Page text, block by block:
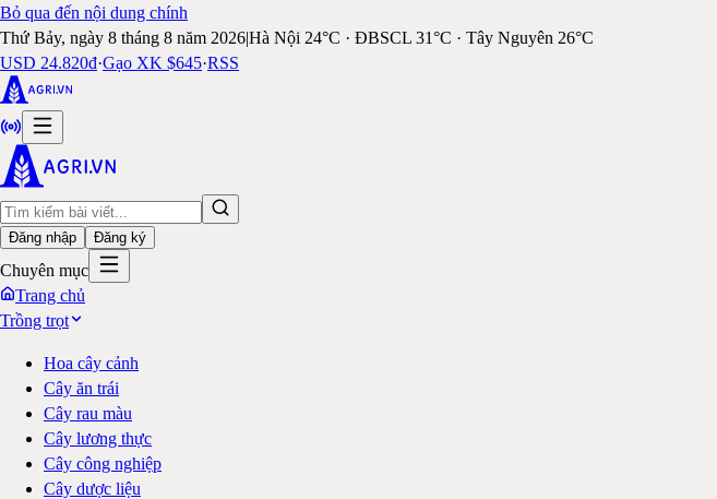
Bỏ qua đến nội dung chính
Thứ Bảy, ngày 8 tháng 8 năm 2026|Hà Nội 24°C · ĐBSCL 31°C · Tây Nguyên 26°C
USD 24.820đ·Gạo XK $645·RSS
Đăng nhập Đăng ký
Chuyên mục
Trang chủ
Trồng trọt
Hoa cây cảnh
Cây ăn trái
Cây rau màu
Cây lương thực
Cây công nghiệp
Cây dược liệu